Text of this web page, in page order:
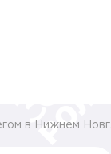
в Нижнем Новгороде